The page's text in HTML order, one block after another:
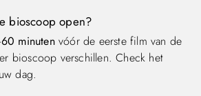
bioscoop open?
minutenvóór de eerste film van de
bioscoop verschillen. Check het
dag.